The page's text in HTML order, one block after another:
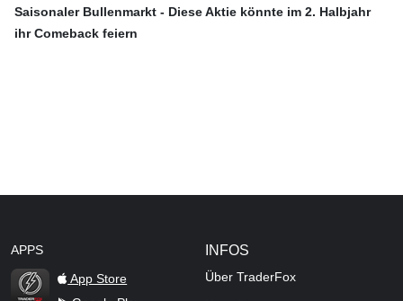
Saisonaler Bullenmarkt - Diese Aktie könnte im 2. Halbjahr
ihr Comeback feiern
APPS
App Store
INFOS
Über TraderFox